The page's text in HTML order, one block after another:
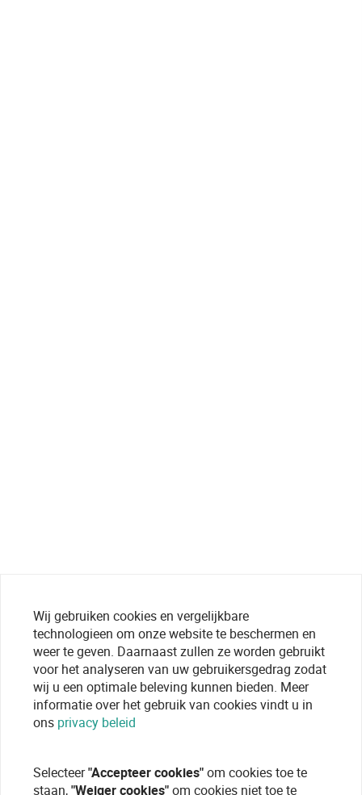
Wij gebruiken cookies en vergelijkbare
technologieen om onze website te beschermen en
weer te geven. Daarnaast zullen ze worden gebruikt
voor het analyseren van uw gebruikersgedrag zodat
wij u een optimale beleving kunnen bieden. Meer
informatie over het gebruik van cookies vindt u in
ons privacy beleid
Selecteer"Accepteer cookies"om cookies toe te
staan,"Weiger cookies"om cookies niet toe te